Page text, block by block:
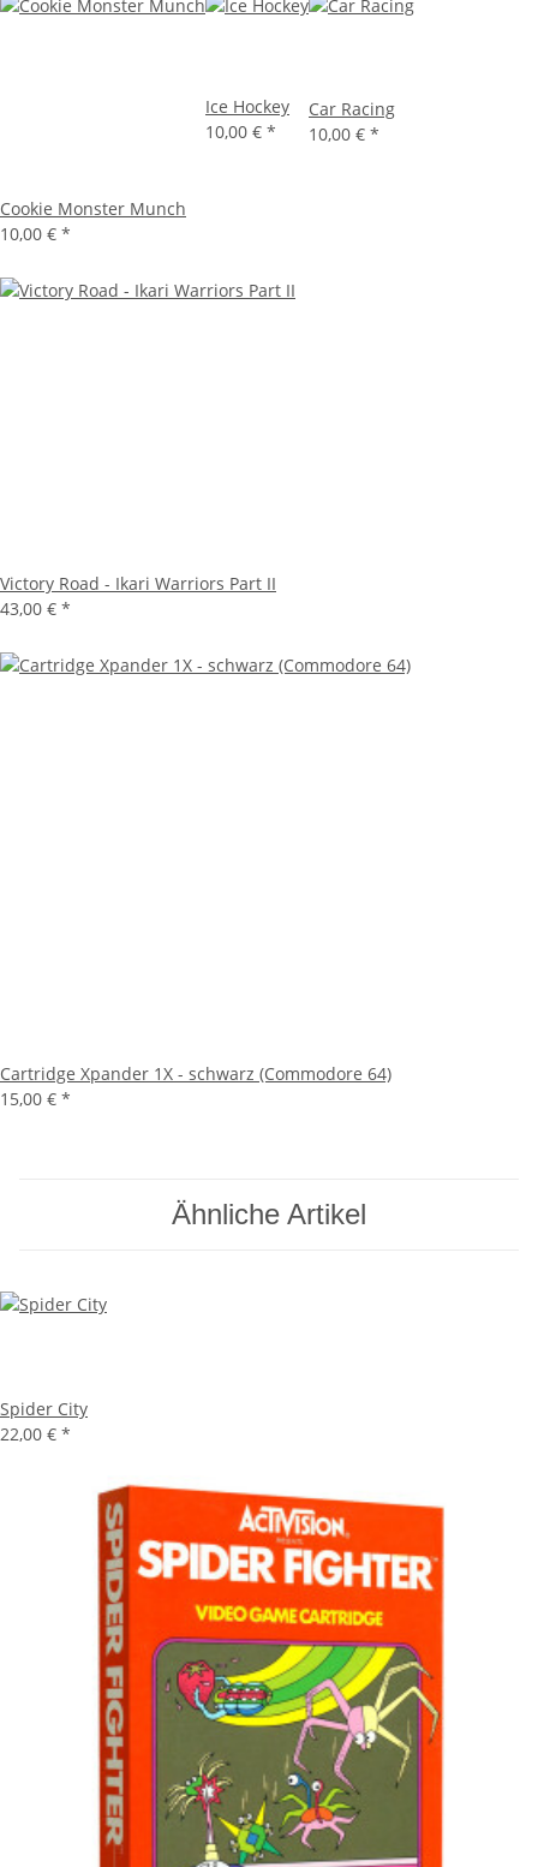
Cookie Monster Munch
10,00 € *
Ice Hockey
10,00 € *
Car Racing
10,00 € *
Victory Road - Ikari Warriors Part II
43,00 € *
Cartridge Xpander 1X - schwarz (Commodore 64)
15,00 € *
Ähnliche Artikel
Spider City
22,00 € *